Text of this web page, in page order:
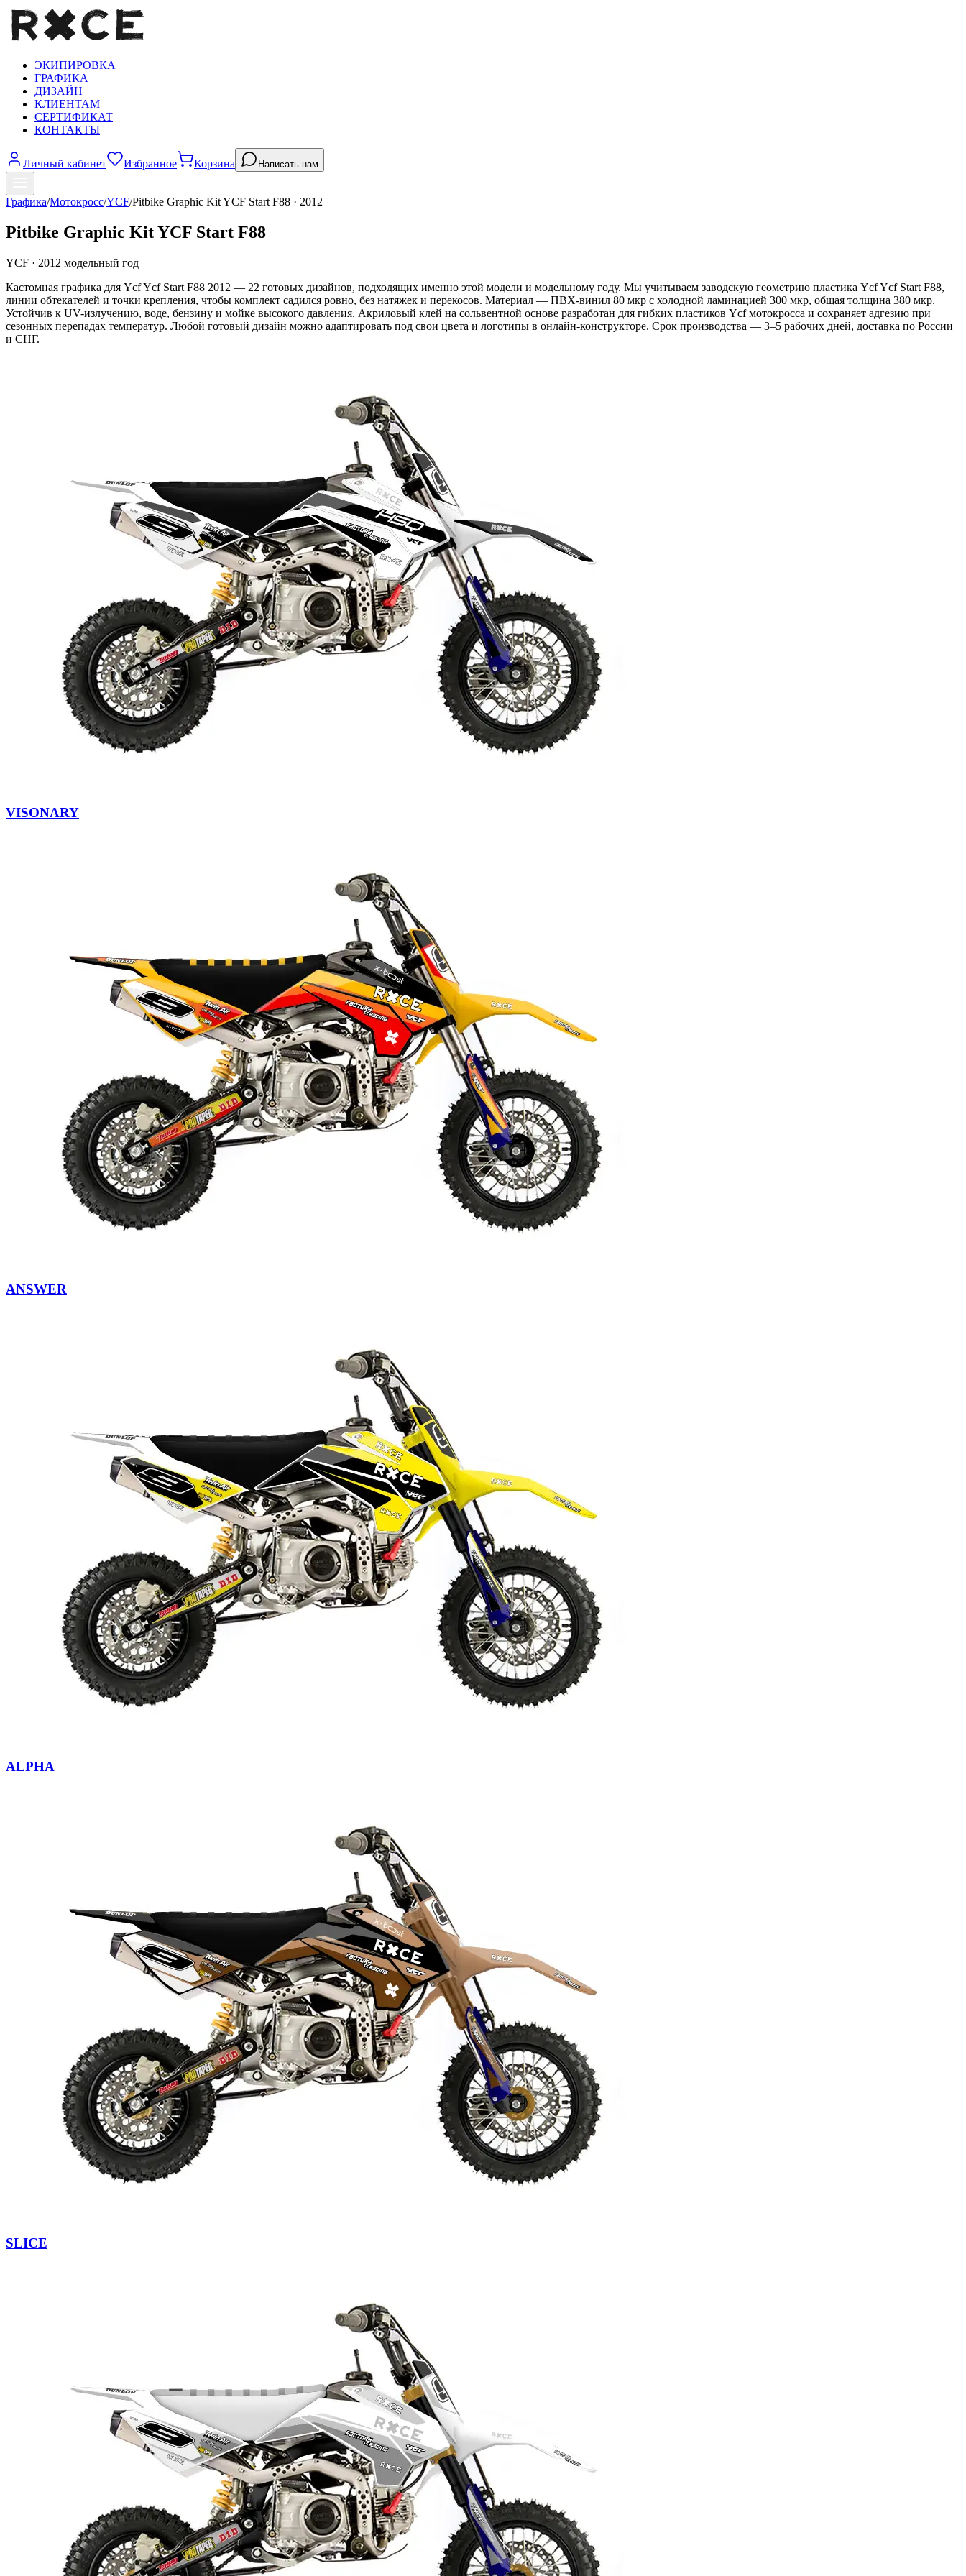
ЭКИПИРОВКА
ГРАФИКА
ДИЗАЙН
КЛИЕНТАМ
СЕРТИФИКАТ
КОНТАКТЫ
Личный кабинет Избранное Корзина Написать нам
Графика/Мотокросс/YCF/Pitbike Graphic Kit YCF Start F88 · 2012
Pitbike Graphic Kit YCF Start F88
YCF · 2012 модельный год
Кастомная графика для Ycf Ycf Start F88 2012 — 22 готовых дизайнов, подходящих именно этой модели и модельному году. Мы учитываем заводскую геометрию пластика Ycf Ycf Start F88,
линии обтекателей и точки крепления, чтобы комплект садился ровно, без натяжек и перекосов. Материал — ПВХ-винил 80 мкр с холодной ламинацией 300 мкр, общая толщина 380 мкр.
Устойчив к UV-излучению, воде, бензину и мойке высокого давления. Акриловый клей на сольвентной основе разработан для гибких пластиков Ycf мотокросса и сохраняет адгезию при
сезонных перепадах температур. Любой готовый дизайн можно адаптировать под свои цвета и логотипы в онлайн-конструкторе. Срок производства — 3–5 рабочих дней, доставка по России
и СНГ.
VISONARY
ANSWER
ALPHA
SLICE